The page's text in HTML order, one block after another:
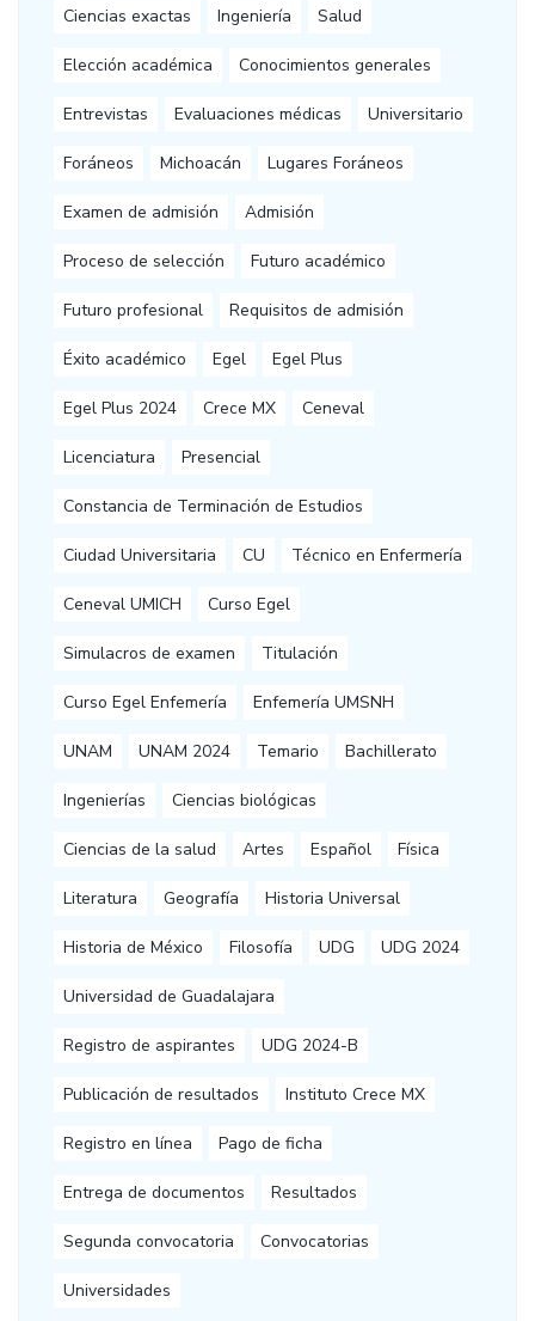
Ciencias exactas Ingeniería Salud
Elección académica Conocimientos generales
Entrevistas Evaluaciones médicas Universitario
Foráneos Michoacán Lugares Foráneos
Examen de admisión Admisión
Proceso de selección Futuro académico
Futuro profesional Requisitos de admisión
Éxito académico Egel Egel Plus
Egel Plus 2024 Crece MX Ceneval
Licenciatura Presencial
Constancia de Terminación de Estudios
Ciudad Universitaria CU Técnico en Enfermería
Ceneval UMICH Curso Egel
Simulacros de examen Titulación
Curso Egel Enfemería Enfemería UMSNH
UNAM UNAM 2024 Temario Bachillerato
Ingenierías Ciencias biológicas
Ciencias de la salud Artes Español Física
Literatura Geografía Historia Universal
Historia de México Filosofía UDG UDG 2024
Universidad de Guadalajara
Registro de aspirantes UDG 2024-B
Publicación de resultados Instituto Crece MX
Registro en línea Pago de ficha
Entrega de documentos Resultados
Segunda convocatoria Convocatorias
Universidades